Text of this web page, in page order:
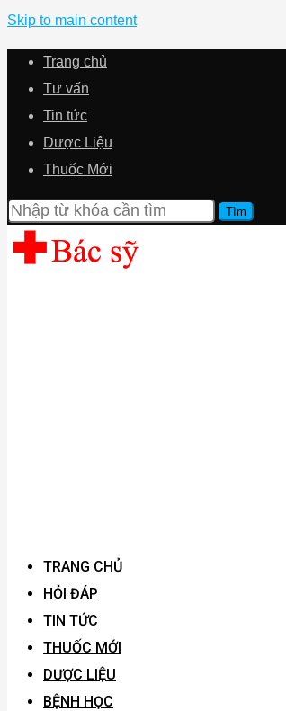
Skip to main content
Trang chủ
Tư vấn
Tin tức
Dược Liệu
Thuốc Mới
TRANG CHỦ
HỎI ĐÁP
TIN TỨC
THUỐC MỚI
DƯỢC LIỆU
BỆNH HỌC